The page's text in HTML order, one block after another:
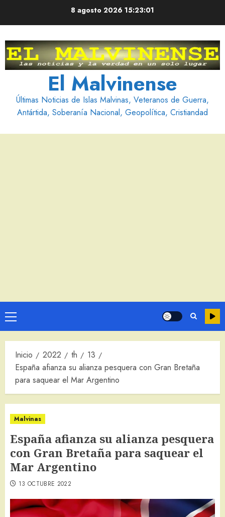
8 agosto 2026 15:23:02
El Malvinense
Últimas Noticias de Islas Malvinas, Veteranos de Guerra,
Antártida, Soberanía Nacional, Geopolítica, Cristiandad
Menú
principal
Inicio 2022 th
13
España afianza su alianza pesquera con Gran Bretaña
para saquear el Mar Argentino
Malvinas
España afianza su alianza pesquera
con Gran Bretaña para saquear el
Mar Argentino
13 OCTUBRE 2022